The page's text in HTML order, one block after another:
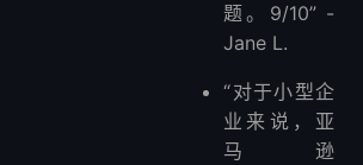
题。9/10” -
Jane L.
“对于小型企
业来说，亚
马逊